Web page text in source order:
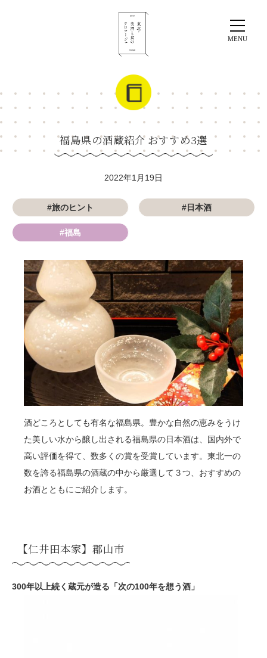
福島県の酒蔵紹介 おすすめ3選
2022年1月19日
#旅のヒント #日本酒
#福島
酒どころとしても有名な福島県。豊かな自然の恵みをうけ
た美しい水から醸し出される福島県の日本酒は、国内外で
高い評価を得て、数多くの賞を受賞しています。東北一の
数を誇る福島県の酒蔵の中から厳選して３つ、おすすめの
お酒とともにご紹介します。
【仁井田本家】郡山市
300年以上続く蔵元が造る「次の100年を想う酒」